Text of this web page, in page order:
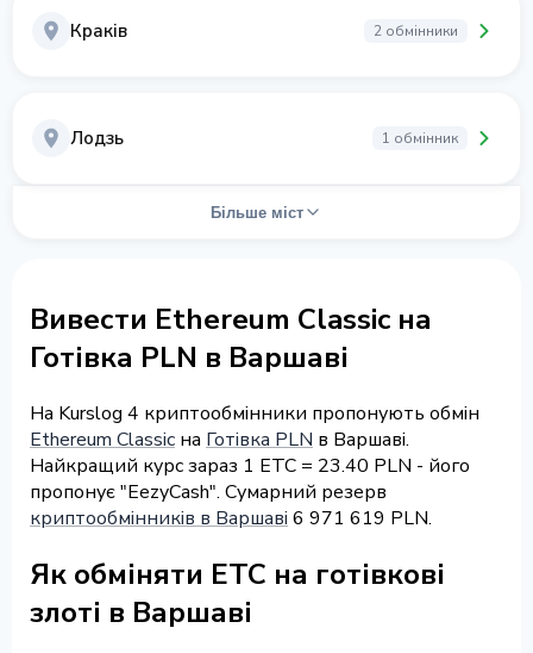
Краків 2 обмінники
Лодзь 1 обмінник
Більше міст
Вивести Ethereum Classic на
Готівка PLN в Варшаві
На Kurslog 4 криптообмінники пропонують обмін
Ethereum Classic на Готівка PLN в Варшаві.
Найкращий курс зараз 1 ETC = 23.40 PLN - його
пропонує "EezyCash". Сумарний резерв
криптообмінників в Варшаві 6 971 619 PLN.
Як обміняти ETC на готівкові
злоті в Варшаві